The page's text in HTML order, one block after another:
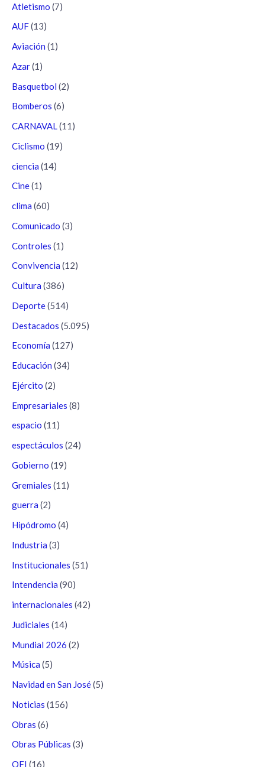
Atletismo (7)
AUF(13)
Aviación (1)
Azar(1)
Basquetbol (2)
Bomberos (6)
CARNAVAL(11)
Ciclismo (19)
ciencia (14)
Cine(1)
clima (60)
Comunicado (3)
Controles (1)
Convivencia (12)
Cultura (386)
Deporte(514)
Destacados (5.095)
Economía (127)
Educación (34)
Ejército (2)
Empresariales (8)
espacio (11)
espectáculos (24)
Gobierno (19)
Gremiales (11)
guerra (2)
Hipódromo (4)
Industria (3)
Institucionales (51)
Intendencia (90)
internacionales (42)
Judiciales (14)
Mundial 2026 (2)
Música (5)
Navidad en San José(5)
Noticias (156)
Obras (6)
Obras Públicas (3)
OFI (16)